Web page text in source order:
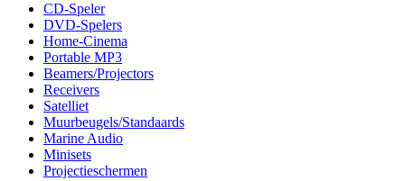
CD-Speler
DVD-Spelers
Home-Cinema
Portable MP3
Beamers/Projectors
Receivers
Satelliet
Muurbeugels/Standaards
Marine Audio
Minisets
Projectieschermen